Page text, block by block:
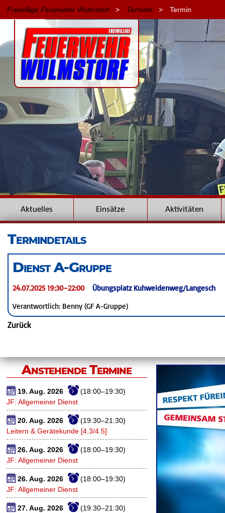
Freiwillige Feuerwehr Wulmstorf> Termine > Termin
NavigationAktuelles Einsätze Aktivitäten
Termindetails
Dienst A-Gruppe
24.07.2025 19:30–22:00
Übungsplatz Kuhweidenweg/Langesch
Verantwortlich: Benny (GF A-Gruppe)
Zurück
Anstehende Termine
19. Aug. 2026
(18:00–19:30)
JF: Allgemeiner Dienst
20. Aug. 2026
(19:30–21:30)
Leitern & Gerätekunde [4.3/4.5]
26. Aug. 2026
(18:00–19:30)
JF: Allgemeiner Dienst
26. Aug. 2026
(18:00–19:30)
JF: Allgemeiner Dienst
27. Aug. 2026
(19:30–21:30)